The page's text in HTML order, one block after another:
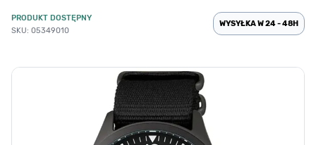
PRODUKT DOSTĘPNY
SKU: 05349010
WYSYŁKA W 24 - 48H